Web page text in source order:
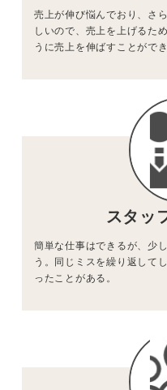
売上が伸び悩んでおり、さ
しいので、売上を上げるた
うに売上を伸ばすことがで
スタッ
簡単な仕事はできるが、少
う。同じミスを繰り返して
ったことがある。